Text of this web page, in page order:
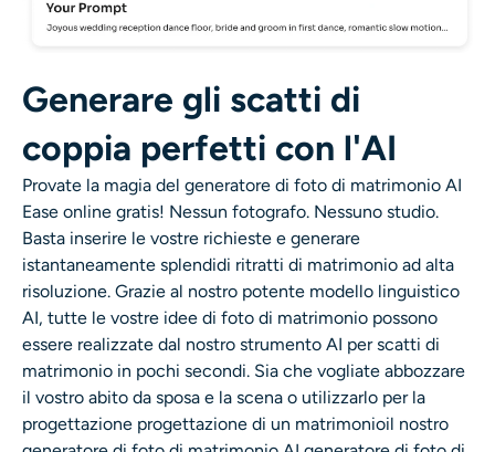
Cambio vestiti
Bambino AI
Filtro AI
Generatore di colpi alla testa Pro
Generatore di colpi alla testa AI
Creatore di foto per passaporti
Strumenti video
Generare gli scatti di
coppia perfetti con l'AI
Provate la magia del generatore di foto di matrimonio AI
Ease online gratis! Nessun fotografo. Nessuno studio.
Basta inserire le vostre richieste e generare
istantaneamente splendidi ritratti di matrimonio ad alta
risoluzione. Grazie al nostro potente modello linguistico
AI, tutte le vostre idee di foto di matrimonio possono
essere realizzate dal nostro strumento AI per scatti di
matrimonio in pochi secondi. Sia che vogliate abbozzare
il vostro abito da sposa e la scena o utilizzarlo per la
progettazione progettazione di un matrimonioil nostro